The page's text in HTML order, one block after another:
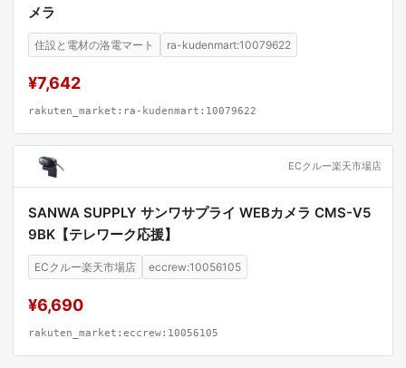
メラ
住設と電材の洛電マート ra-kudenmart:10079622
¥7,642
rakuten_market:ra-kudenmart:10079622
ECクルー楽天市場店
SANWA SUPPLY サンワサプライ WEBカメラ CMS-V5
9BK【テレワーク応援】
ECクルー楽天市場店 eccrew:10056105
¥6,690
rakuten_market:eccrew:10056105